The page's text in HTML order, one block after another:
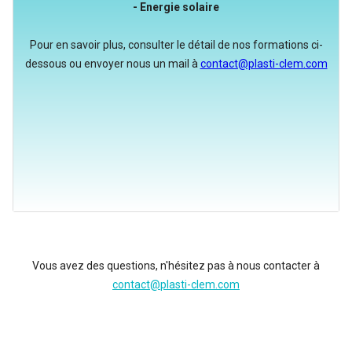
- Energie solaire
Pour en savoir plus, consulter le détail de nos formations ci-
dessous ou envoyer nous un mail à contact@plasti-clem.com
Vous avez des questions, n'hésitez pas à nous contacter à
contact@plasti-clem.com